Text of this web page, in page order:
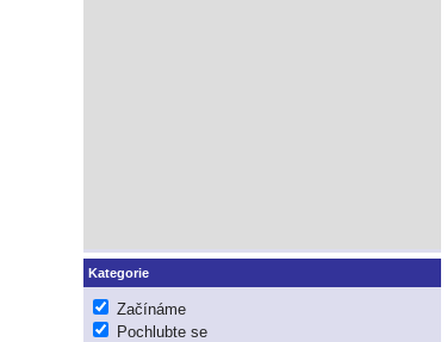
Kategorie
Začínáme
Pochlubte se